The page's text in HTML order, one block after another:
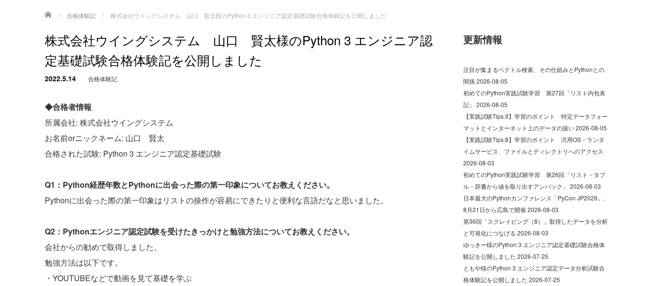
ホーム 合格体験記 株式会社ウイングシステム 山口 賢太様のPython 3 エンジニア認定基礎試験合格体験記を公開しました
株式会社ウイングシステム 山口 賢太様のPython 3 エンジニア認
定基礎試験合格体験記を公開しました
2022.5.14 合格体験記
◆合格者情報
所属会社: 株式会社ウイングシステム
お名前orニックネーム: 山口 賢太
合格された試験: Python 3 エンジニア認定基礎試験
Q1：Python経歴年数とPythonに出会った際の第一印象についてお教えください。
Pythonに出会った際の第一印象はリストの操作が容易にできたりと便利な言語だなと思いました。
Q2：Pythonエンジニア認定試験を受けたきっかけと勉強方法についてお教えください。
会社からの勧めで取得しました。
勉強方法は以下です。
・YOUTUBEなどで動画を見て基礎を学ぶ
更新情報
注目が集まるベクトル検索、その仕組みとPythonとの
関係2026-08-05
初めてのPython実践試験学習 第27回「リスト内包表
記」 2026-08-05
【実践試験Tips.9】学習のポイント 特定データフォー
マットとインターネット上のデータの扱い2026-08-05
【実践試験Tips.8】学習のポイント 汎用OS・ランタ
イムサービス、ファイルとディレクトリへのアクセス
2026-08-03
初めてのPython実践試験学習 第26回「リスト・タプ
ル・辞書から値を取り出すアンパック」 2026-08-03
日本最大のPythonカンファレンス「PyCon JP2026」、
8月21日から広島で開催2026-08-03
第36回「スクレイピング（8）」取得したデータを分析
と可視化につなげる 2026-08-03
ゆっきー様のPython 3 エンジニア認定基礎試験合格体
験記を公開しました 2026-07-25
ともや様のPython 3 エンジニア認定データ分析試験合
格体験記を公開しました 2026-07-25